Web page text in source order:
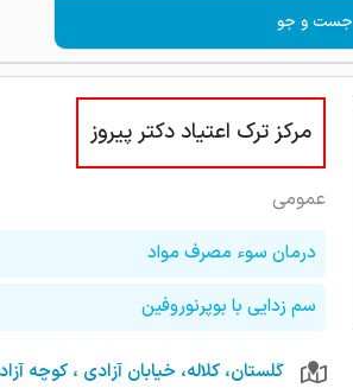
جست و جو
مرکز ترک اعتیاد دکتر پیروز
عمومی
درمان سوء مصرف مواد
سم زدایی با بوپرنوروفین
گلستان، کلاله، خیابان آزادی ، کوچه